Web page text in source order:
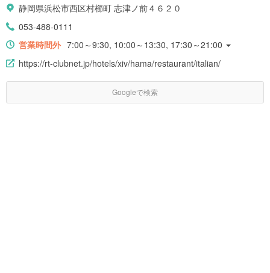
静岡県浜松市西区村櫛町 志津ノ前４６２０
053-488-0111
営業時間外 7:00～9:30, 10:00～13:30, 17:30～21:00
https://rt-clubnet.jp/hotels/xiv/hama/restaurant/italian/
Googleで検索